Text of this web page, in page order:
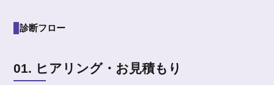
診断フロー
01. ヒアリング・お見積もり